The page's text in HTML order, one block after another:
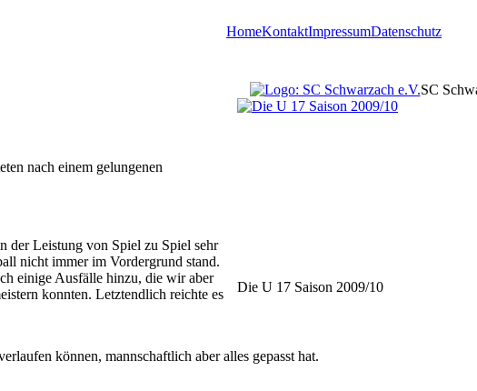
HomeKontaktImpressumDatenschutz
SC
Die U 17 Saison 2009/10
nach einem gelungenen
der Leistung von Spiel zu Spiel sehr
nicht immer im Vordergrund stand.
einige Ausfälle hinzu, die wir aber
konnten. Letztendlich reichte es
können, mannschaftlich aber alles gepasst hat.